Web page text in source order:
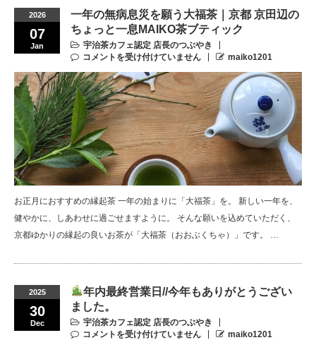
2026
07
Jan
一年の無病息災を願う大福茶｜京都 京田辺の
ちょっと一息MAIKO茶ブティック
宇治茶カフェ認定 店長のつぶやき
コメントを受け付けていません
maiko1201
お正月におすすめの縁起茶 一年の始まりに「大福茶」を。 新しい一年を、
健やかに、しあわせに過ごせますように。 そんな願いを込めていただく、
京都ゆかりの縁起の良いお茶が「大福茶（おおぶくちゃ）」です。 …
2025
30
Dec
年内最終営業日//今年もありがとうござい
ました。
宇治茶カフェ認定 店長のつぶやき
コメントを受け付けていません
maiko1201